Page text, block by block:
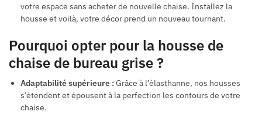
votre espace sans acheter de nouvelle chaise. Installez la
housse et voilà, votre décor prend un nouveau tournant.
Pourquoi opter pour la housse de
chaise de bureau grise ?
Adaptabilité supérieure :Grâce à l’élasthanne, nos housses
s’étendent et épousent à la perfection les contours de votre
chaise.